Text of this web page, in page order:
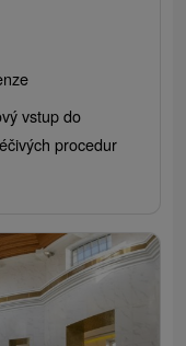
vstup do
procedur